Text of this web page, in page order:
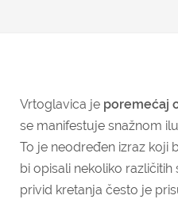
Vrtoglavica je poremećaj
se manifestuje snažnom
To je neodređen izraz koji
bi opisali nekoliko različitih
privid kretanja često je